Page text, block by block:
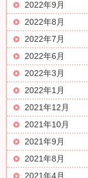
2022年9月
2022年8月
2022年7月
2022年6月
2022年3月
2022年1月
2021年12月
2021年10月
2021年9月
2021年8月
2021年4月